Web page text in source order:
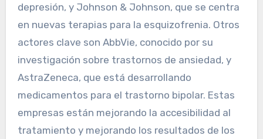
depresión, y Johnson & Johnson, que se centra
en nuevas terapias para la esquizofrenia. Otros
actores clave son AbbVie, conocido por su
investigación sobre trastornos de ansiedad, y
AstraZeneca, que está desarrollando
medicamentos para el trastorno bipolar. Estas
empresas están mejorando la accesibilidad al
tratamiento y mejorando los resultados de los